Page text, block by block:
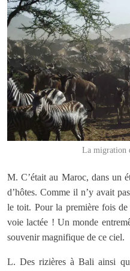
La migration
M. C’était au Maroc, dans un
d’hôtes. Comme il n’y avait
le toit. Pour la première fois
voie lactée ! Un monde
souvenir magnifique de ce ciel.
L. Des rizières à Bali ainsi